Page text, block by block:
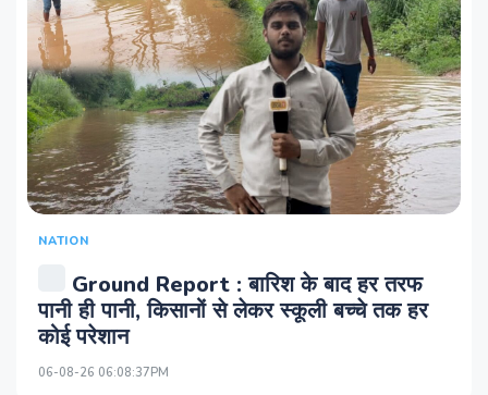
NATION
Ground Report : बारिश के बाद हर तरफ
पानी ही पानी, किसानों से लेकर स्कूली बच्चे तक हर
कोई परेशान
06-08-26 06:08:37PM